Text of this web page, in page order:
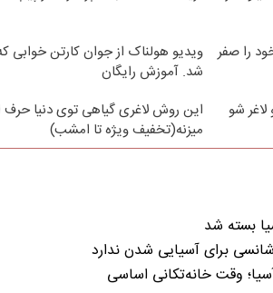
را صفر
ویدیو هولناک از جوان کارتن خوابی که
شد. آموزش رایگان
این روش لاغری گیاهی توی دنیا حرف
میزنه(تخفیف ویژه تا امشب)
بسته شد
برای آسیایی شدن ندارد
وقت خانه‌تکانی اساسی